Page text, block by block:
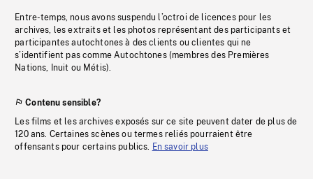
Entre-temps, nous avons suspendu l’octroi de licences pour les
archives, les extraits et les photos représentant des participants et
participantes autochtones à des clients ou clientes qui ne
s’identifient pas comme Autochtones (membres des Premières
Nations, Inuit ou Métis).
Contenu sensible?
Les films et les archives exposés sur ce site peuvent dater de plus de
120 ans. Certaines scènes ou termes reliés pourraient être
offensants pour certains publics. En savoir plus